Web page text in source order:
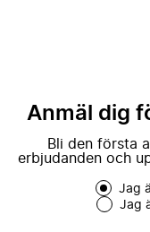
Anmäl dig
Bli den första
erbjudanden och
Jag
Jag